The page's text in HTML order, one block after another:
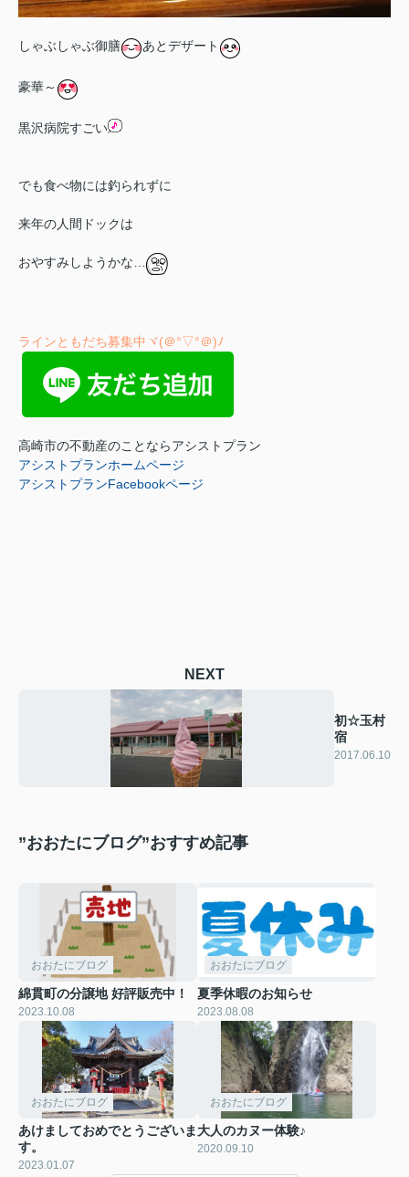
しゃぶしゃぶ御膳 あとデザート
豪華～
黒沢病院すごい
でも食べ物には釣られずに
来年の人間ドックは
おやすみしようかな…
ラインともだち募集中ヾ(＠°▽°＠)ﾉ
高崎市の不動産のことならアシストプラン
アシストプランホームページ
アシストプランFacebookページ
NEXT
初☆玉村
宿
2017.06.10
”おおたにブログ”おすすめ記事
おおたにブログ
綿貫町の分譲地 好評販売中！
2023.10.08
おおたにブログ
夏季休暇のお知らせ
2023.08.08
おおたにブログ
あけましておめでとうございま
す。
2023.01.07
おおたにブログ
大人のカヌー体験♪
2020.09.10